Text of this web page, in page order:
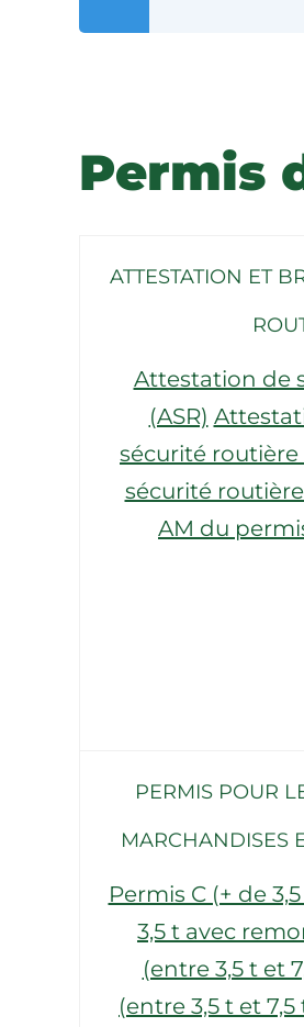
Permis
ATTESTATION ET
Attestation de
(ASR)
sécurité routière
sécurité
AM du
PERMIS POUR
MARCHANDISES
Permis C (+ de
3,5 t avec
(entre 3,5 t et
(entre 3,5 t et